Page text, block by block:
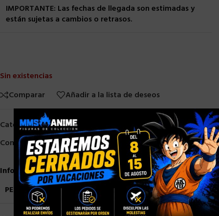
IMPORTANTE: Las fechas de llegada son estimadas y
están sujetas a cambios o retrasos.
Sin existencias
Comparar
Añadir a la lista de deseos
Categorías:Otros,Otros Fabricantes
Compartir:
Información adicional
PESO
1,5 kg
×